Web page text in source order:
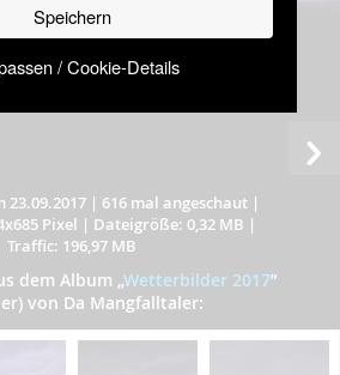
Speichern
/ Cookie-Details
23.09.2017 | 616 mal angeschaut |
Pixel | Dateigröße: 0,32 MB |
Traffic: 196,97 MB
dem Album „Wetterbilder 2017”
von Da Mangfalltaler: